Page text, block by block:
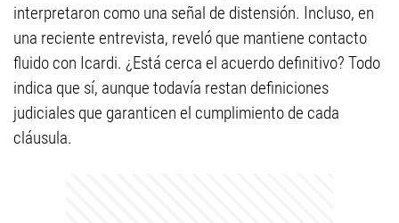
interpretaron como una señal de distensión. Incluso, en
una reciente entrevista, reveló que mantiene contacto
fluido con Icardi. ¿Está cerca el acuerdo definitivo? Todo
indica que sí, aunque todavía restan definiciones
judiciales que garanticen el cumplimiento de cada
cláusula.